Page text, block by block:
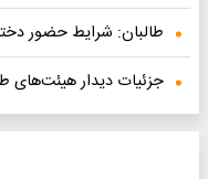
طالبان: شرایط حضور
جزئیات دیدار هیئت‌های